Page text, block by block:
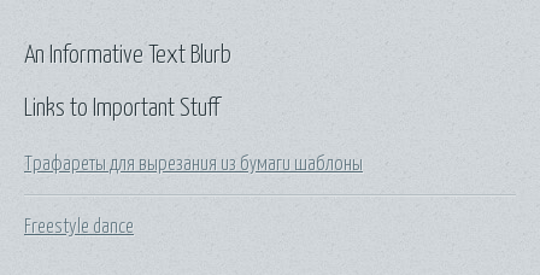
Links to Important Stuff
Трафареты для вырезания из бумаги шаблоны
Freestyle dance
An Informative Text Blurb